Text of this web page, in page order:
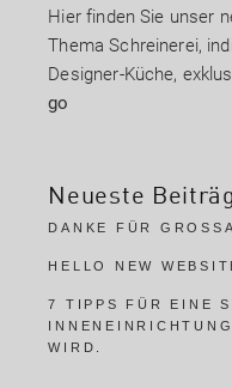
Hier finden Sie unser
Thema Schreinerei,
Designer-Küche,
go
Neueste
DANKE FÜR
HELLO NEW
7 TIPPS FÜR EINE
WIRD.